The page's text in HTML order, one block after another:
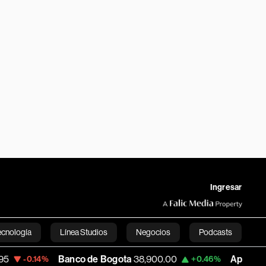
Ingresar
Línea Studios Negocios Podcasts
English
Banco de Bogota 38,900.00 +0.46% Apple 313.305